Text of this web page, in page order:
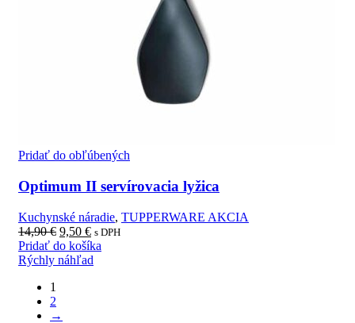
Pridať do obľúbených
Optimum II servírovacia lyžica
Kuchynské náradie, TUPPERWARE AKCIA
14,90€ 9,50 € s DPH
Pridať do košíka
Rýchly náhľad
1
2
→